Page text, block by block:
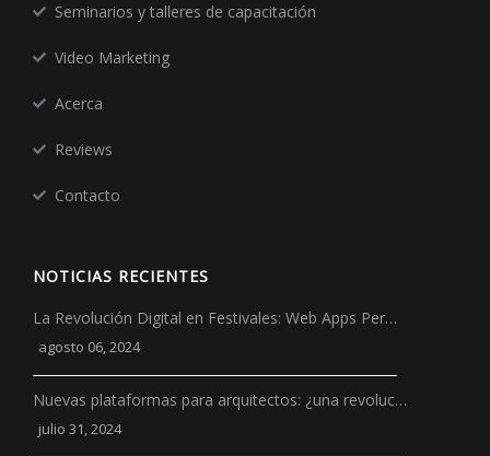
Seminarios y talleres de capacitación
Video Marketing
Acerca
Reviews
Contacto
NOTICIAS RECIENTES
La Revolución Digital en Festivales: Web Apps Per…
agosto 06, 2024
Nuevas plataformas para arquitectos: ¿una revoluc…
julio 31, 2024